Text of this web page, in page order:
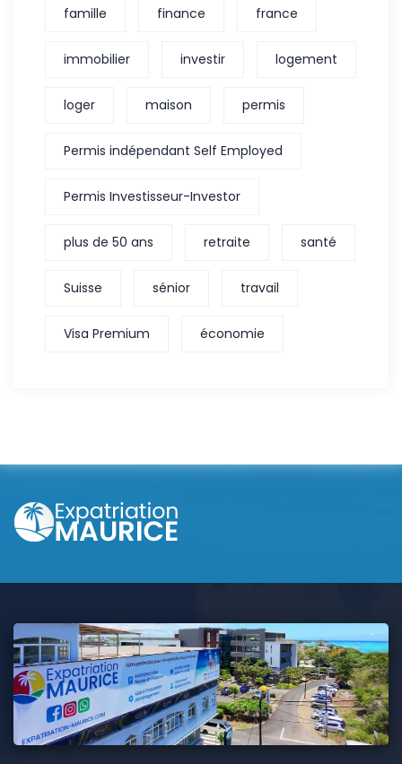
famille finance france
immobilier investir logement
loger maison permis
Permis indépendant Self Employed
Permis Investisseur-Investor
plus de 50 ans retraite santé
Suisse sénior travail
Visa Premium économie